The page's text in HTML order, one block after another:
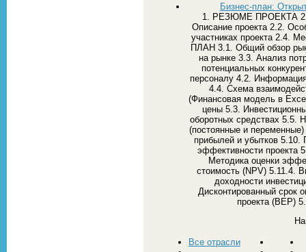
Бизнес-план:
1. РЕЗЮМЕ ПРОЕКТА
Описание проекта 2.2.
участниках проекта 2.4.
ПЛАН 3.1. Общий обзор
на рынке 3.3. Анализ
потенциальных
персоналу 4.2.
4.4. Схема
(Финансовая модель в
цены 5.3.
оборотных средствах 5.5.
(постоянные и
прибылей и убытков 5.10.
эффективности проекта
Методика оценки
стоимость (NPV) 5.11.4.
доходности
Дисконтированный срок
проекта (BEP)
Все отрасли